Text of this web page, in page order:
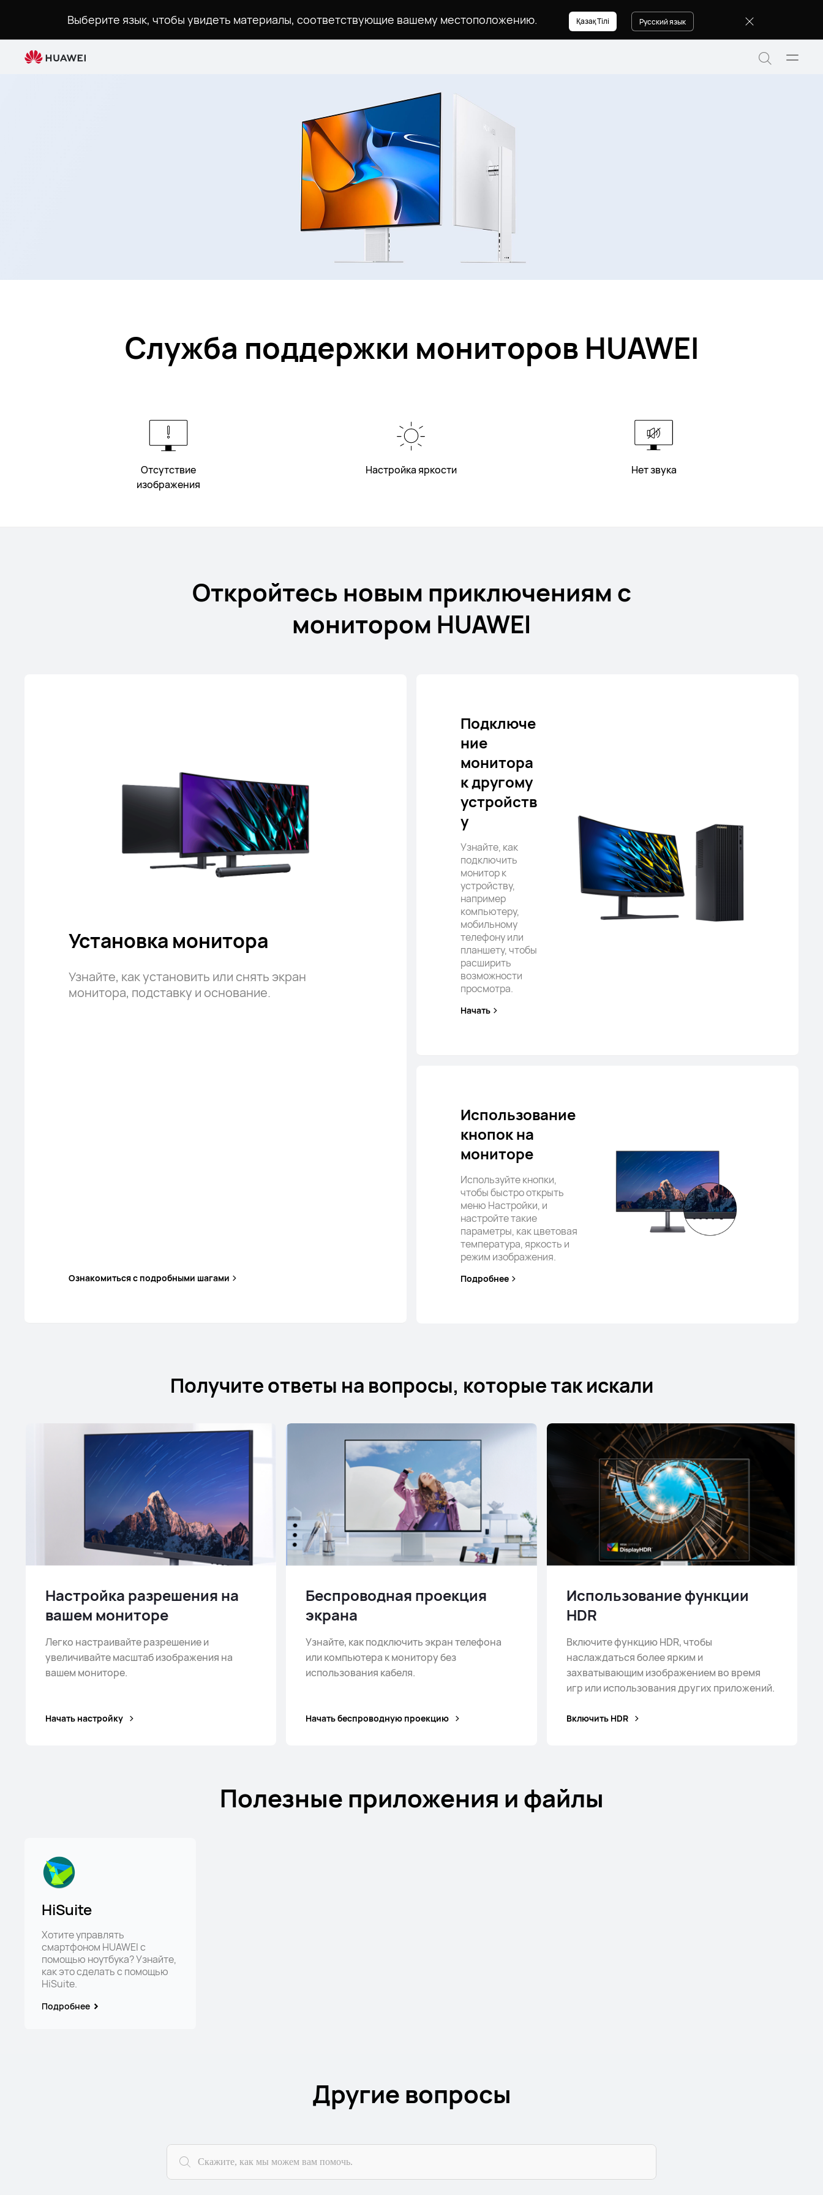
Выберите язык, чтобы увидеть материалы, соответствующие вашему местоположению. Русский язык
Қазақ Тілі
Служба поддержки мониторов HUAWEI
Отсутствие
изображения
Настройка яркости Нет звука
Откройтесь новым приключениям с
монитором HUAWEI
Установка монитора
Узнайте, как установить или снять экран
монитора, подставку и основание.
Ознакомиться с подробными шагами
Подключе
ние
монитора
к другому
устройств
у
Узнайте, как
подключить
монитор к
устройству,
например
компьютеру,
мобильному
телефону или
планшету, чтобы
расширить
возможности
просмотра.
Начать
Использование
кнопок на
мониторе
Используйте кнопки,
чтобы быстро открыть
меню Настройки, и
настройте такие
параметры, как цветовая
температура, яркость и
режим изображения.
Подробнее
Получите ответы на вопросы, которые так искали
Настройка разрешения на
вашем мониторе
Легко настраивайте разрешение и
увеличивайте масштаб изображения на
вашем мониторе.
Начать настройку
Беспроводная проекция
экрана
Узнайте, как подключить экран телефона
или компьютера к монитору без
использования кабеля.
Начать беспроводную проекцию
Использование функции
HDR
Включите функцию HDR, чтобы
наслаждаться более ярким и
захватывающим изображением во время
игр или использования других приложений.
Включить HDR
Полезные приложения и файлы
HiSuite
Хотите управлять
смартфоном HUAWEI с
помощью ноутбука? Узнайте,
как это сделать с помощью
HiSuite.
Подробнее
Другие вопросы